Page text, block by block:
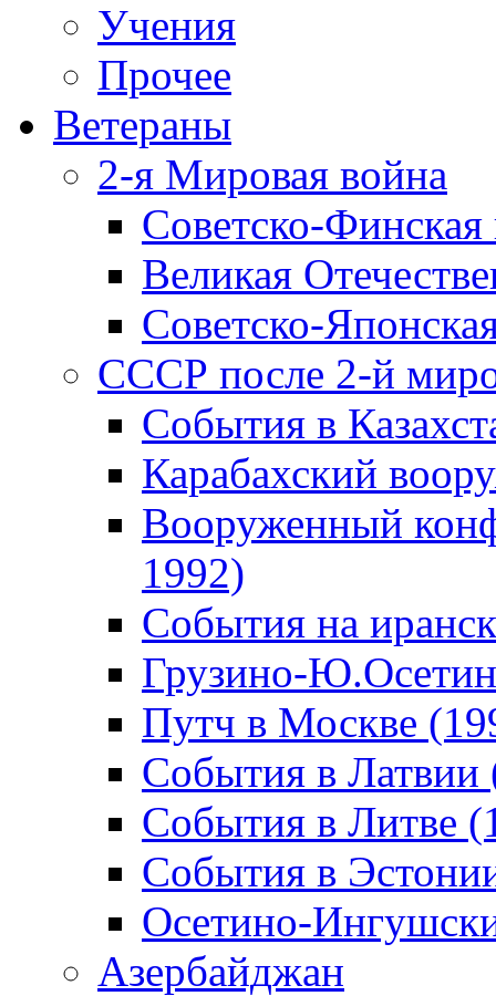
Учения
Прочее
Ветераны
2-я Мировая война
Советско-
Великая
Советско-
СССР после 2-й
События в
Карабахский
Вооруженный
1992)
События на
Грузино-
Путч в Москве
События в Латвии
События в Литве
События в
Осетино-
Азербайджан